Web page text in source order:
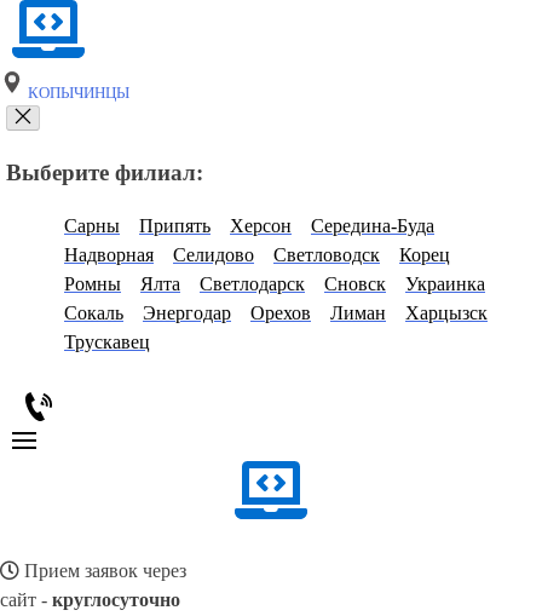
КОПЫЧИНЦЫ
Выберите филиал:
Сарны Припять Херсон
Середина-Буда
Надворная
Селидово Светловодск
Корец
Ромны
Ялта Светлодарск Сновск
Украинка
Сокаль
Энергодар Орехов Лиман
Харцызск
Трускавец
Прием заявок через
сайт - круглосуточно